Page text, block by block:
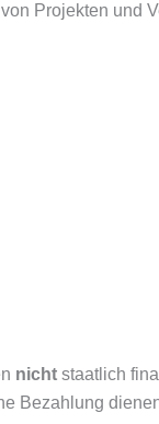
Projekten und
nicht staatlich
Bezahlung